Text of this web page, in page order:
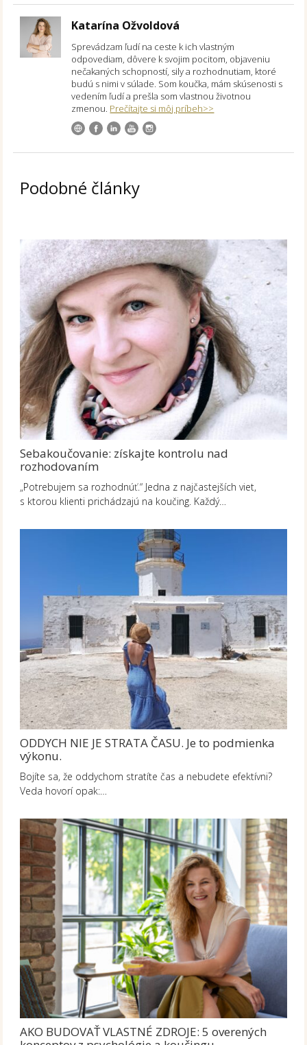
Katarína Ožvoldová
Sprevádzam ľudí na ceste k ich vlastným
odpovediam, dôvere k svojim pocitom, objaveniu
nečakaných schopností, sily a rozhodnutiam, ktoré
budú s nimi v súlade. Som koučka, mám skúsenosti s
vedením ľudí a prešla som vlastnou životnou
zmenou. Prečítajte si môj príbeh>>
Podobné články
Sebakoučovanie: získajte kontrolu nad
rozhodovaním
„Potrebujem sa rozhodnúť.“ Jedna z najčastejších viet,
s ktorou klienti prichádzajú na koučing. Každý…
ODDYCH NIE JE STRATA ČASU. Je to podmienka
výkonu.
Bojíte sa, že oddychom stratíte čas a nebudete efektívni?
Veda hovorí opak:…
AKO BUDOVAŤ VLASTNÉ ZDROJE: 5 overených